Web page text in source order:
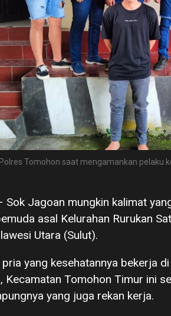
Tomohon saat mengamankan pelaku
Sok Jagoan mungkin kalimat
asal Kelurahan Rurukan
Utara (Sulut).
yang kesehatannya bekerja
Kecamatan Tomohon Timur ini
yang juga rekan kerja.